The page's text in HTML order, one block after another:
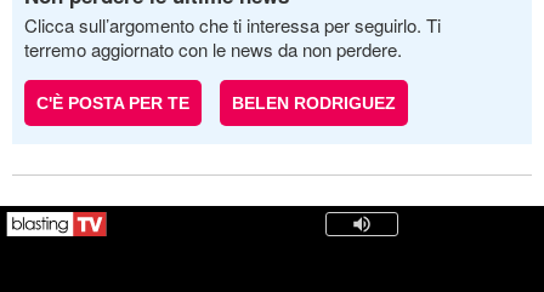
Clicca sull’argomento che ti interessa per seguirlo. Ti
terremo aggiornato con le news da non perdere.
C'È POSTA PER TE BELEN RODRIGUEZ